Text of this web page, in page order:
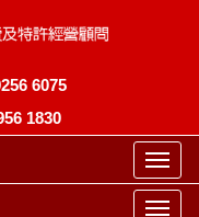
6075
1830